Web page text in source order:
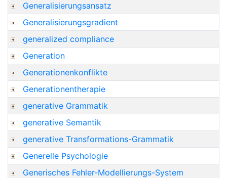
Generalisierungsansatz
Generalisierungsgradient
generalized compliance
Generation
Generationenkonflikte
Generationentherapie
generative Grammatik
generative Semantik
generative Transformations-Grammatik
Generelle Psychologie
Generisches Fehler-Modellierungs-System